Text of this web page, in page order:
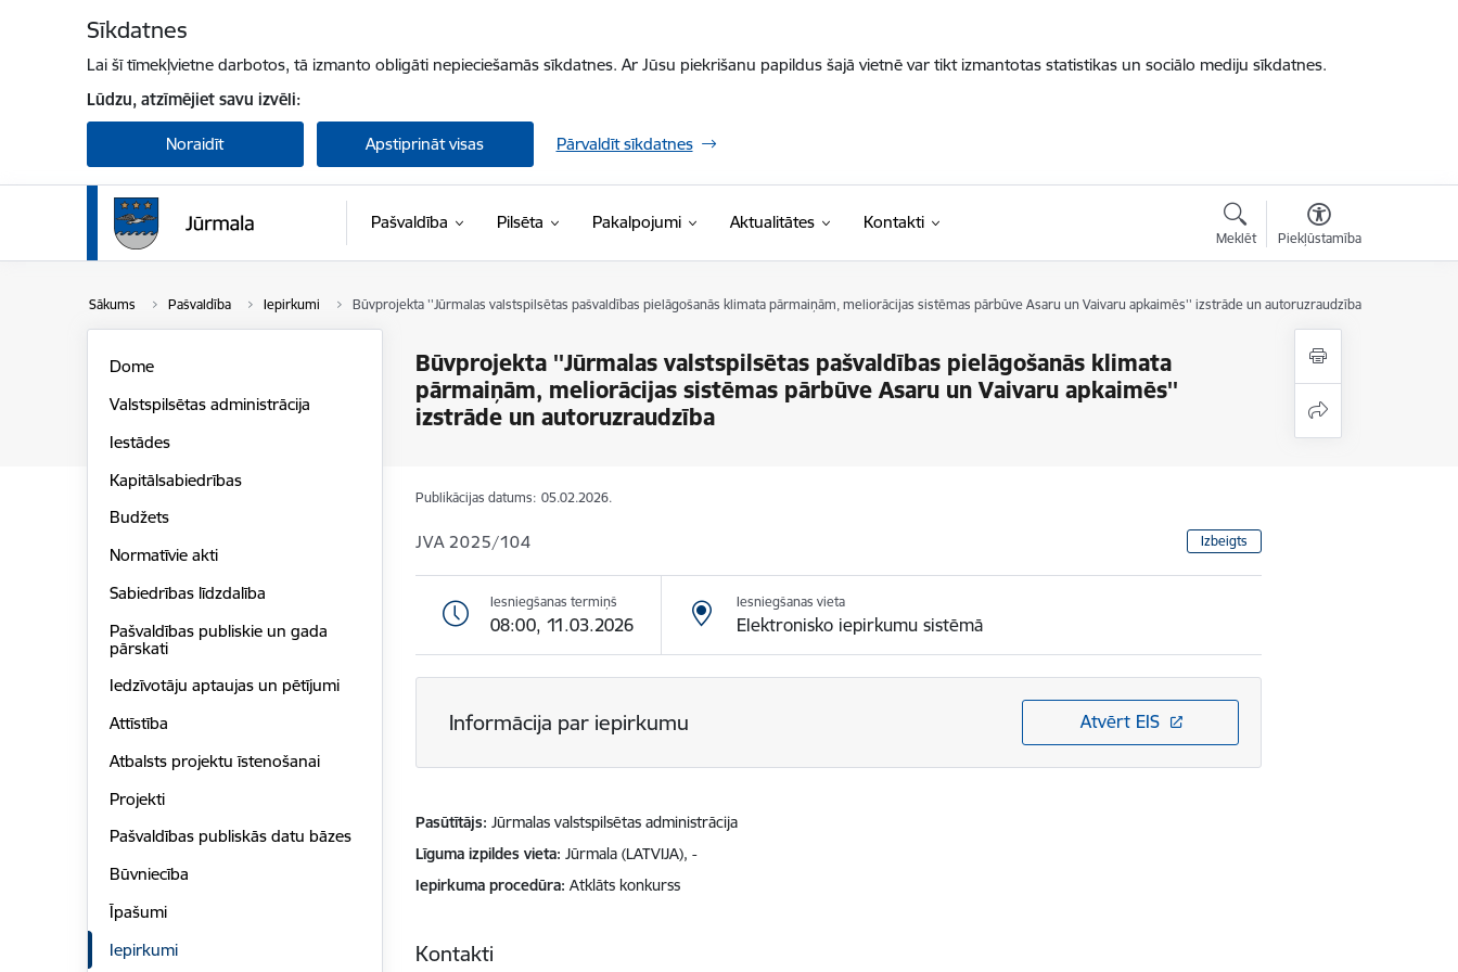
Sīkdatnes
Lai šī tīmekļvietne darbotos, tā izmanto obligāti nepieciešamās sīkdatnes. Ar Jūsu piekrišanu papildus šajā vietnē var tikt izmantotas statistikas un sociālo mediju sīkdatnes.
Lūdzu, atzīmējiet savu izvēli:
Noraidīt Apstiprināt visas Pārvaldīt sīkdatnes
Pašvaldība Pilsēta Pakalpojumi Aktualitātes Kontakti
Meklēt Piekļūstamība
Sākums Pašvaldība Iepirkumi Būvprojekta ''Jūrmalas valstspilsētas pašvaldības pielāgošanās klimata pārmaiņām, meliorācijas sistēmas pārbūve Asaru un Vaivaru apkaimēs'' izstrāde un autoruzraudzība
Būvprojekta ''Jūrmalas valstspilsētas pašvaldības pielāgošanās klimata
pārmaiņām, meliorācijas sistēmas pārbūve Asaru un Vaivaru apkaimēs''
izstrāde un autoruzraudzība
Dome
Valstspilsētas administrācija
Iestādes
Kapitālsabiedrības
Budžets
Normatīvie akti
Sabiedrības līdzdalība
Pašvaldības publiskie un gada
pārskati
Iedzīvotāju aptaujas un pētījumi
Attīstība
Atbalsts projektu īstenošanai
Projekti
Pašvaldības publiskās datu bāzes
Būvniecība
Īpašumi
Iepirkumi
Publikācijas datums: 05.02.2026.
JVA 2025/104 Izbeigts
Iesniegšanas termiņš
08:00, 11.03.2026
Iesniegšanas vieta
Elektronisko iepirkumu sistēmā
Informācija par iepirkumu Atvērt EIS
Pasūtītājs Jūrmalas valstspilsētas administrācija
Līguma izpildes vieta Jūrmala (LATVIJA), -
Iepirkuma procedūra Atklāts konkurss
Kontakti